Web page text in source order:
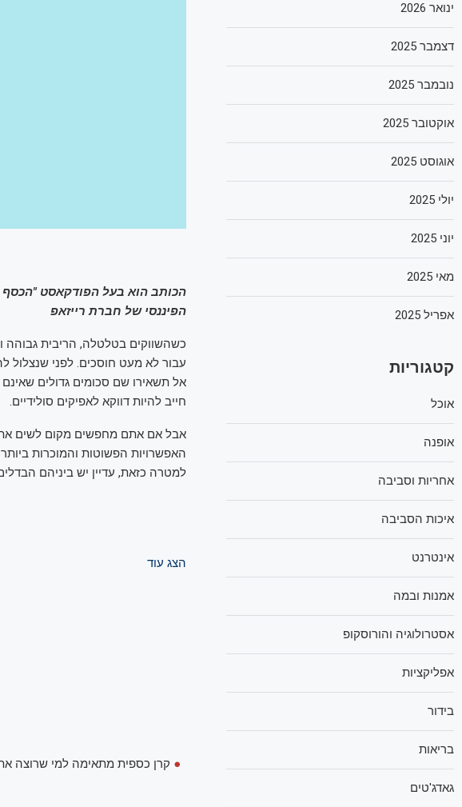
הכותב הוא בעל הפודקאסט
הפיננסי של חברת רייזאפ
כשהשווקים בטלטלה, הריבית גבוהה
עבור לא מעט חוסכים. לפני שנצלול
אל תשאירו שם סכומים גדולים
חייב להיות דווקא לאפיקים סולידיים.
אבל אם אתם מחפשים מקום לשים את
האפשרויות הפשוטות והמוכרות
למטרה כזאת, עדיין יש ביניהם
הצג עוד
● קרן כספית מתאימה למי שרוצה
ינואר 2026
דצמבר 2025
נובמבר 2025
אוקטובר 2025
אוגוסט 2025
יולי 2025
יוני 2025
מאי 2025
אפריל 2025
קטגוריות
אוכל
אופנה
אחריות וסביבה
איכות הסביבה
אינטרנט
אמנות ובמה
אסטרולוגיה והורוסקופ
אפליקציות
בידור
בריאות
גאדג'טים